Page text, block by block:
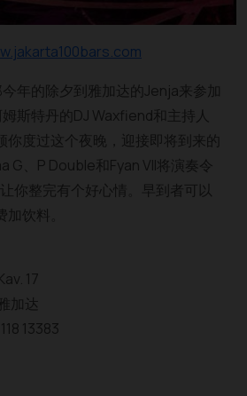
年的除夕到雅加达的Jenja来参加
斯特丹的DJ Waxfiend和主持人
度过这个夜晚，迎接即将到来的
G、P Double和Fyan VII将演奏令
你整完有个好心情。早到者可以
饮料。
17
加达
13383